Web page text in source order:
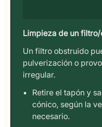
Limpieza de un
Un filtro obstruido
pulverización o
irregular.
Retire el tapón y
cónico, según la
necesario.